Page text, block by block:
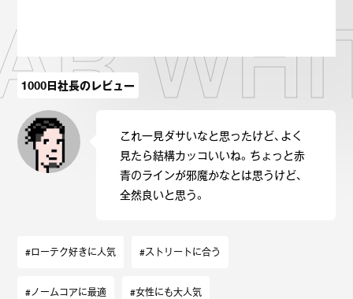
スニーカー診断
1000日社長のレビュー
これ一見ダサいなと思ったけど、よく
見たら結構カッコいいね。ちょっと赤
青のラインが邪魔かなとは思うけど、
全然良いと思う。
#ローテク好きに人気 #ストリートに合う
#ノームコアに最適 #女性にも大人気